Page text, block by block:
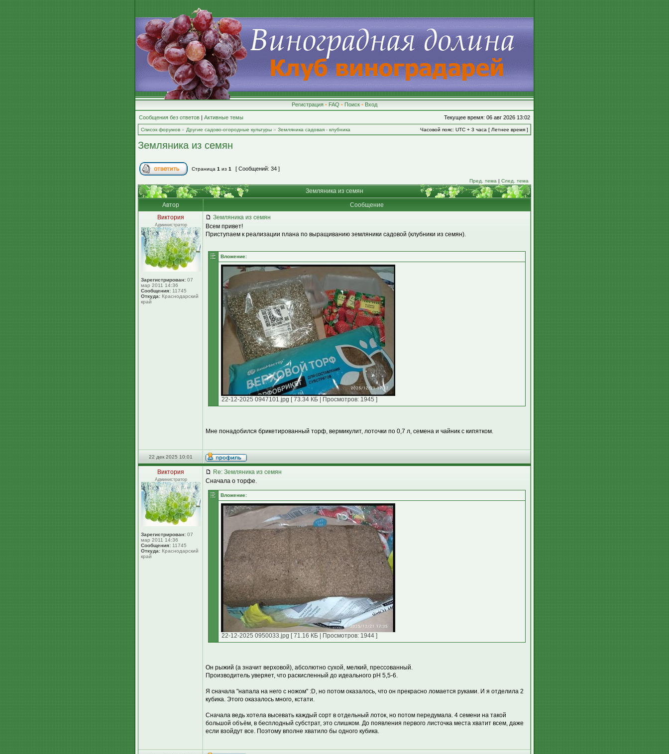
Регистрация • FAQ • Поиск • Вход
Сообщения без ответов | Активные темы Текущее время: 06 авг 2026 13:02
Список форумов » Другие садово-огородные культуры » Земляника садовая - клубника Часовой пояс: UTC + 3 часа [ Летнее время ]
Земляника из семян
Страница 1 из 1 [ Сообщений: 34 ]
Пред. тема | След. тема
Земляника из семян
Автор
Сообщение
Виктория
Администратор
Зарегистрирован: 07
мар 2011 14:36
Сообщения: 11745
Откуда: Краснодарский
край
Земляника из семян
Всем привет!
Приступаем к реализации плана по выращиванию земляники садовой (клубники из семян).
Вложение:
22-12-2025 0947101.jpg [ 73.34 КБ | Просмотров: 1945 ]
Мне понадобился брикетированный торф, вермикулит, лоточки по 0,7 л, семена и чайник с кипятком.
22 дек 2025 10:01
Виктория
Администратор
Зарегистрирован: 07
мар 2011 14:36
Сообщения: 11745
Откуда: Краснодарский
край
Re: Земляника из семян
Сначала о торфе.
Вложение:
22-12-2025 0950033.jpg [ 71.16 КБ | Просмотров: 1944 ]
Он рыжий (а значит верховой), абсолютно сухой, мелкий, прессованный.
Производитель уверяет, что раскисленный до идеального рН 5,5-6.
Я сначала "напала на него с ножом" :D, но потом оказалось, что он прекрасно ломается руками. И я отделила 2
кубика. Этого оказалось много, кстати.
Сначала ведь хотела высевать каждый сорт в отдельный лоток, но потом передумала. 4 семени на такой
большой объём, в бесплодный субстрат, это слишком. До появления первого листочка места хватит всем, даже
если взойдут все. Поэтому вполне хватило бы одного кубика.